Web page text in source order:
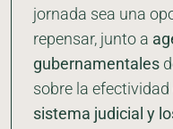
jornada sea una
repensar, junto a
gubernamentales
sobre la efectividad
sistema judicial y